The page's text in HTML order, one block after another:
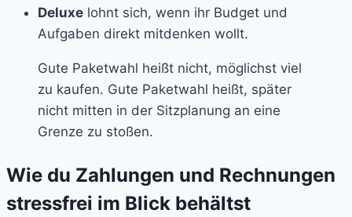
Deluxe lohnt sich, wenn ihr Budget und
Aufgaben direkt mitdenken wollt.
Gute Paketwahl heißt nicht, möglichst viel
zu kaufen. Gute Paketwahl heißt, später
nicht mitten in der Sitzplanung an eine
Grenze zu stoßen.
Wie du Zahlungen und Rechnungen
stressfrei im Blick behältst